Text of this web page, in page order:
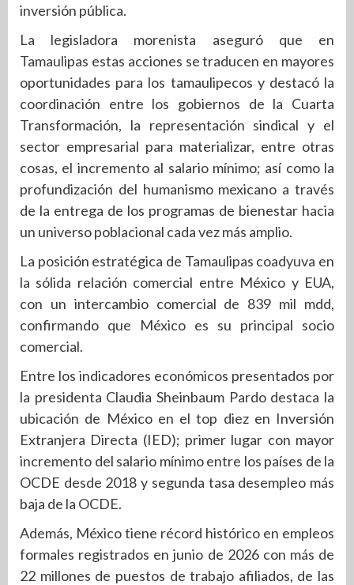
inversión pública.
La legisladora morenista aseguró que en
Tamaulipas estas acciones se traducen en mayores
oportunidades para los tamaulipecos y destacó la
coordinación entre los gobiernos de la Cuarta
Transformación, la representación sindical y el
sector empresarial para materializar, entre otras
cosas, el incremento al salario mínimo; así como la
profundización del humanismo mexicano a través
de la entrega de los programas de bienestar hacia
un universo poblacional cada vez más amplio.
La posición estratégica de Tamaulipas coadyuva en
la sólida relación comercial entre México y EUA,
con un intercambio comercial de 839 mil mdd,
confirmando que México es su principal socio
comercial.
Entre los indicadores económicos presentados por
la presidenta Claudia Sheinbaum Pardo destaca la
ubicación de México en el top diez en Inversión
Extranjera Directa (IED); primer lugar con mayor
incremento del salario mínimo entre los países de la
OCDE desde 2018 y segunda tasa desempleo más
baja de la OCDE.
Además, México tiene récord histórico en empleos
formales registrados en junio de 2026 con más de
22 millones de puestos de trabajo afiliados, de las